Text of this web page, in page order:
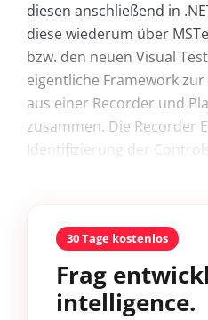
diesen anschließend in
diese wiederum über
bzw. den neuen Visual
eigentliche Framework
aus einer Recorder und
zusammen. Die Recorder
Identifizierung der
30 Tage kostenlos
Frag
intelligence.